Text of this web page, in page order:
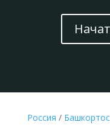
Россия /